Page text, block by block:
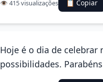
👁️ 415 visualizações 📋 Copiar
Hoje é o dia de
possibilidades.